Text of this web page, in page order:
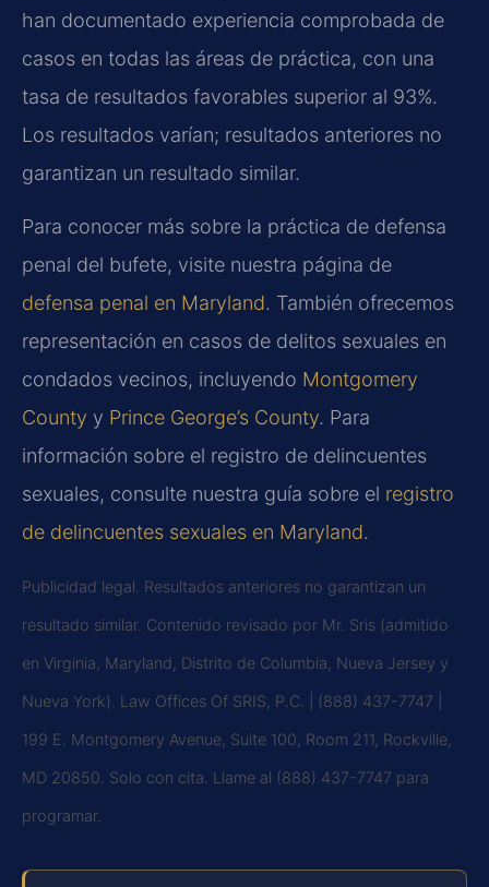
han documentado experiencia comprobada de
casos en todas las áreas de práctica, con una
tasa de resultados favorables superior al 93%.
Los resultados varían; resultados anteriores no
garantizan un resultado similar.
Para conocer más sobre la práctica de defensa
penal del bufete, visite nuestra página de
defensa penal en Maryland. También ofrecemos
representación en casos de delitos sexuales en
condados vecinos, incluyendo Montgomery
County y Prince George’s County. Para
información sobre el registro de delincuentes
sexuales, consulte nuestra guía sobre el registro
de delincuentes sexuales en Maryland.
Publicidad legal. Resultados anteriores no garantizan un
resultado similar. Contenido revisado por Mr. Sris (admitido
en Virginia, Maryland, Distrito de Columbia, Nueva Jersey y
Nueva York). Law Offices Of SRIS, P.C. | (888) 437-7747 |
199 E. Montgomery Avenue, Suite 100, Room 211, Rockville,
MD 20850. Solo con cita. Llame al (888) 437-7747 para
programar.